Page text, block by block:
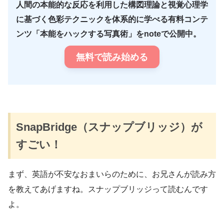
人間の本能的な反応を利用した構図理論と視覚心理学
に基づく色彩テクニックを体系的に学べる有料コンテ
ンツ「本能をハックする写真術」をnoteで公開中。
無料で読み始める
SnapBridge（スナップブリッジ）が
すごい！
まず、英語が不安なおまいらのために、お兄さんが読み方
を教えてあげますね。スナップブリッジって読むんです
よ。